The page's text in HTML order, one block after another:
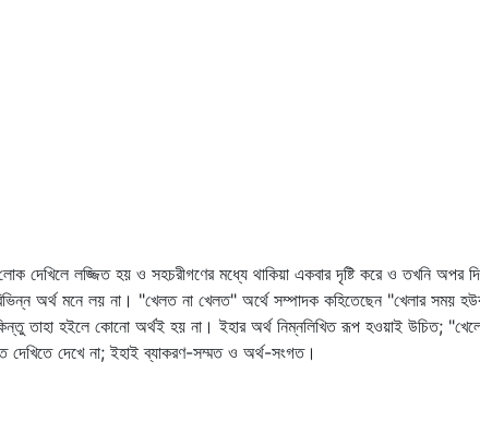
দেখিলে লজ্জিত হয় ও সহচরীগণের মধ্যে থাকিয়া একবার দৃষ্টি করে ও তখনি অপর
অর্থ মনে লয় না। "খেলত না খেলত" অর্থে সম্পাদক কহিতেছেন "খেলার সময় হউক
তাহা হইলে কোনো অর্থই হয় না। ইহার অর্থ নিম্নলিখিত রূপ হওয়াই উচিত;
দেখিতে দেখে না; ইহাই ব্যাকরণ-সম্মত ও অর্থ-সংগত।